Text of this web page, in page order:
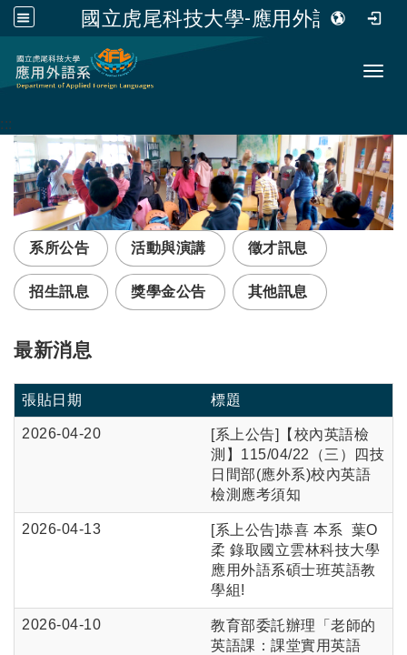
國立虎尾科技大學-應用外語系
跳到主要內容
:::
系所公告 活動與演講 徵才訊息
招生訊息 獎學金公告 其他訊息
最新消息
張貼日期 標題
2026-04-20 [系上公告]
【校內英語檢
測】115/04/22（三）四技
日間部(應外系)校內英語
檢測應考須知
2026-04-13
[系上公告]恭喜 本系 葉O
柔 錄取國立雲林科技大學
應用外語系碩士班英語教
學組!
2026-04-10
教育部委託辦理「老師的
英語課：課堂實用英語